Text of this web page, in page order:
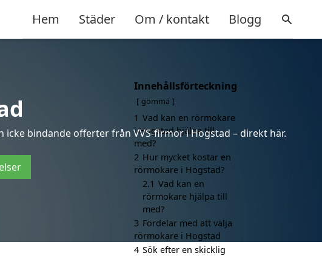
Hem Städer Om / kontakt Blogg
bindande offerter från VVS-firmor i Hogstad – direkt här.
Innehållsförteckning
gömma
1 Vad kan en rörmokare
i Hogstad hjälpa till
med?
2 Hur mycket kostar en
rörmokare i Hogstad?
2.1 Vad kan en
rörmokare hjälpa till
med?
3 Fördelar med att välja
rörmokare i Hogstad
4 Sök efter en skicklig